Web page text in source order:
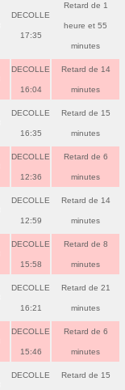
DECOLLE
17:35
Retard de 1
heure et 55
minutes
DECOLLE
16:04
Retard de 14
minutes
DECOLLE
16:35
Retard de 15
minutes
DECOLLE
12:36
Retard de 6
minutes
DECOLLE
12:59
Retard de 14
minutes
DECOLLE
15:58
Retard de 8
minutes
DECOLLE
16:21
Retard de 21
minutes
DECOLLE
15:46
Retard de 6
minutes
DECOLLE Retard de 15